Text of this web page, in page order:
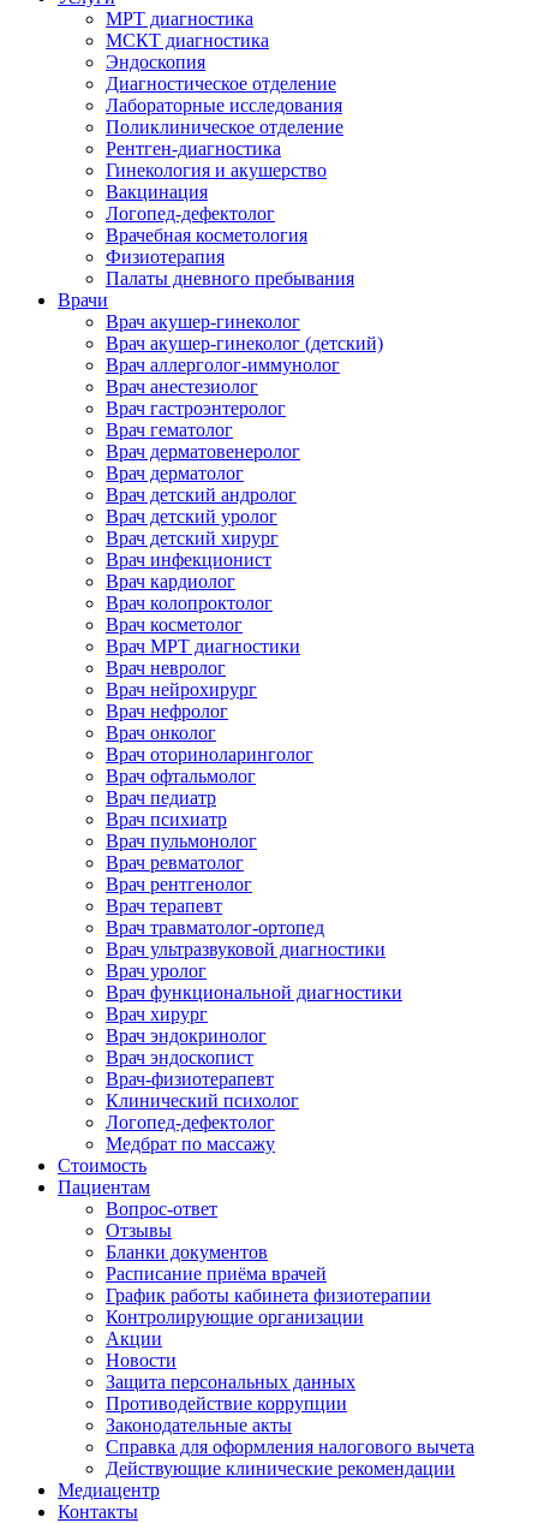
МРТ диагностика
МСКТ диагностика
Эндоскопия
Диагностическое отделение
Лабораторные исследования
Поликлиническое отделение
Рентген-диагностика
Гинекология и акушерство
Вакцинация
Логопед-дефектолог
Врачебная косметология
Физиотерапия
Палаты дневного пребывания
Врачи
Врач акушер-гинеколог
Врач акушер-гинеколог (детский)
Врач аллерголог-иммунолог
Врач анестезиолог
Врач гастроэнтеролог
Врач гематолог
Врач дерматовенеролог
Врач дерматолог
Врач детский андролог
Врач детский уролог
Врач детский хирург
Врач инфекционист
Врач кардиолог
Врач колопроктолог
Врач косметолог
Врач МРТ диагностики
Врач невролог
Врач нейрохирург
Врач нефролог
Врач онколог
Врач оториноларинголог
Врач офтальмолог
Врач педиатр
Врач психиатр
Врач пульмонолог
Врач ревматолог
Врач рентгенолог
Врач терапевт
Врач травматолог-ортопед
Врач ультразвуковой диагностики
Врач уролог
Врач функциональной диагностики
Врач хирург
Врач эндокринолог
Врач эндоскопист
Врач-физиотерапевт
Клинический психолог
Логопед-дефектолог
Медбрат по массажу
Стоимость
Пациентам
Вопрос-ответ
Отзывы
Бланки документов
Расписание приёма врачей
График работы кабинета физиотерапии
Контролирующие организации
Акции
Новости
Защита персональных данных
Противодействие коррупции
Законодательные акты
Справка для оформления налогового вычета
Действующие клинические рекомендации
Медиацентр
Контакты